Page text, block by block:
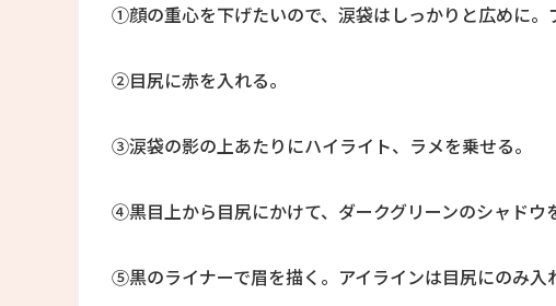
①顔の重心を下げたいので、涙袋はしっかりと広めに。
②目尻に赤を入れる。
③涙袋の影の上あたりにハイライト、ラメを乗せる。
④黒目上から目尻にかけて、ダークグリーンのシャドウ
⑤黒のライナーで眉を描く。アイラインは目尻にのみ入